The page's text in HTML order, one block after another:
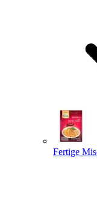
Fertige